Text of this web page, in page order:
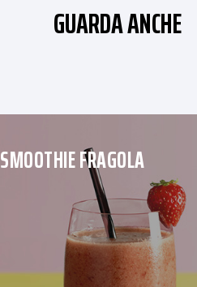
GUARDA ANCHE
SMOOTHIE FRAGOLA